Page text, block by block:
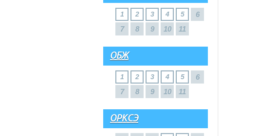
1 2 3 4 5
6
7
8 9 10 11
ОБЖ
1 2 3 4 5
6
7
8 9 10 11
ОРКСЭ